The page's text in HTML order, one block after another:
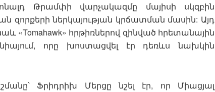
Թրամփի վարչակազմը մայիսի սկզբին
զորքերի ներկայության կրճատման մասին: Այդ
«Tomahawk» հրթիռներով զինված հրետանային
որը խոստացվել էր դեռևս նախկին
Ֆրիդրիխ Մերցը նշել էր, որ Միացյալ